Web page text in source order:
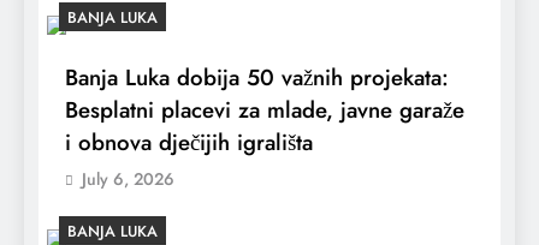
BANJA LUKA
Banja Luka dobija 50 važnih projekata:
Besplatni placevi za mlade, javne garaže
i obnova dječijih igrališta
July 6, 2026
BANJA LUKA